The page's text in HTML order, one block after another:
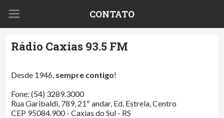
CONTATO
Rádio Caxias 93.5 FM
Desde 1946, sempre contigo!
Fone: (54) 3289.3000
Rua Garibaldi, 789, 21º andar, Ed. Estrela, Centro
CEP 95084.900 - Caxias do Sul - RS